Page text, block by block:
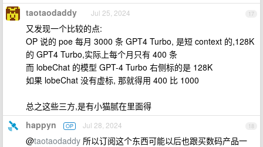
17
taotaodaddy Jul 25, 2024
又发现一个比较的点:
OP 说的 poe 每月 3000 条 GPT4 Turbo, 是短 context 的,128K
的 GPT4 Turbo,实际上每个月只有 400 条
而 lobeChat 的模型 GPT-4 Turbo 右侧标的是 128K
如果 lobeChat 没有虚标, 那就得用 400 比 1000
总之这些三方,是有小猫腻在里面得
18
happyn OP Jul 28, 2024
@taotaodaddy 所以订阅这个东西可能以后也跟买数码产品一